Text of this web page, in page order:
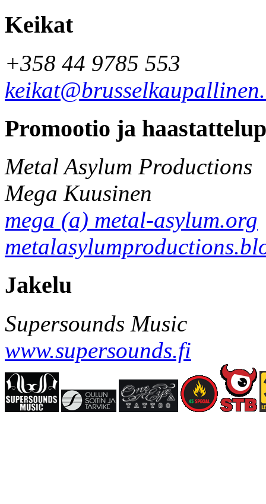
Keikat
+358 44 9785 553
Promootio ja
Metal Asylum Productions
Mega Kuusinen
mega (a) metal-asylum.org
Jakelu
Supersounds Music
www.supersounds.fi